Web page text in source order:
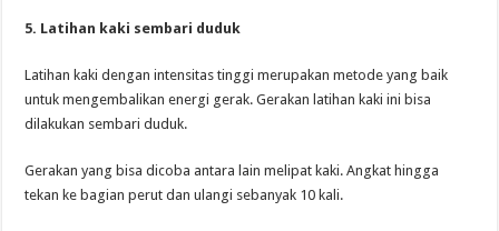
5. Latihan kaki sembari duduk
Latihan kaki dengan intensitas tinggi merupakan metode yang baik
untuk mengembalikan energi gerak. Gerakan latihan kaki ini bisa
dilakukan sembari duduk.
Gerakan yang bisa dicoba antara lain melipat kaki. Angkat hingga
tekan ke bagian perut dan ulangi sebanyak 10 kali.